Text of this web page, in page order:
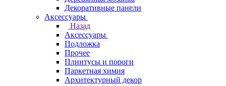
Декоративные панели
Аксессуары
Назад
Аксессуары
Подложка
Прочее
Плинтусы и пороги
Паркетная химия
Архитектурный декор